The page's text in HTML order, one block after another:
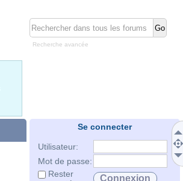
Recherche avancée
Se connecter
Utilisateur:
Mot de passe:
Rester